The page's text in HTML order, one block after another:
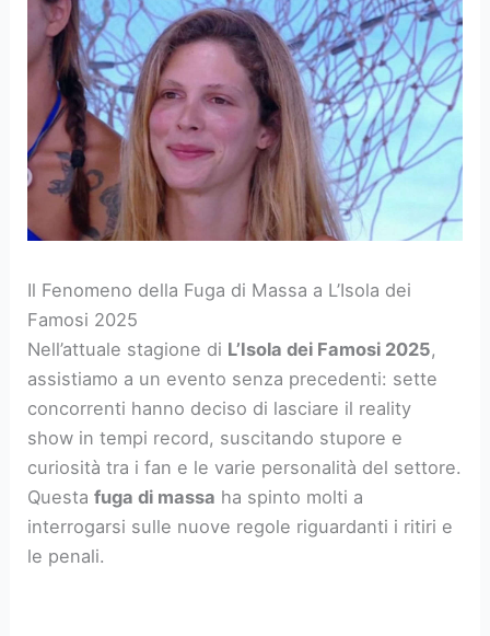
Il Fenomeno della Fuga di Massa a L’Isola dei
Famosi 2025
Nell’attuale stagione di L’Isola dei Famosi 2025,
assistiamo a un evento senza precedenti: sette
concorrenti hanno deciso di lasciare il reality
show in tempi record, suscitando stupore e
curiosità tra i fan e le varie personalità del settore.
Questafuga di massa ha spinto molti a
interrogarsi sulle nuove regole riguardanti i ritiri e
le penali.